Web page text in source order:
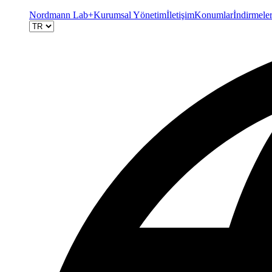
Nordmann Lab+Kurumsal YönetimİletişimKonumlarİndirmeler